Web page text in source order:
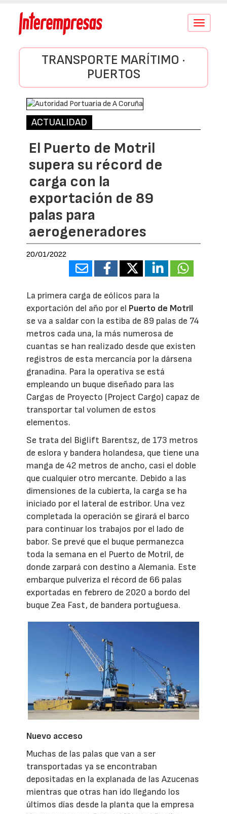
Conmutar
TRANSPORTE MARÍTIMO ·
PUERTOS
ACTUALIDAD
El Puerto de Motril
supera su récord de
carga con la
exportación de 89
palas para
aerogeneradores
20/01/2022
La primera carga de eólicos para la
exportación del año por el Puerto de Motril
se va a saldar con la estiba de 89 palas de 74
metros cada una, la más numerosa de
cuantas se han realizado desde que existen
registros de esta mercancía por la dársena
granadina. Para la operativa se está
empleando un buque diseñado para las
Cargas de Proyecto (Project Cargo) capaz de
transportar tal volumen de estos
elementos.
Se trata del Biglift Barentsz, de 173 metros
de eslora y bandera holandesa, que tiene una
manga de 42 metros de ancho, casi el doble
que cualquier otro mercante. Debido a las
dimensiones de la cubierta, la carga se ha
iniciado por el lateral de estribor. Una vez
completada la operación se girará el barco
para continuar los trabajos por el lado de
babor. Se prevé que el buque permanezca
toda la semana en el Puerto de Motril, de
donde zarpará con destino a Alemania. Este
embarque pulveriza el récord de 66 palas
exportadas en febrero de 2020 a bordo del
buque Zea Fast, de bandera portuguesa.
Nuevo acceso
Muchas de las palas que van a ser
transportadas ya se encontraban
depositadas en la explanada de las Azucenas
mientras que otras han ido llegando los
últimos días desde la planta que la empresa